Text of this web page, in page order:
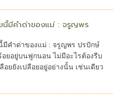
นี้มีคำด่าของแม่ : จรูญพร
มีคำด่าของแม่ : จรูญพร ปรปักษ์
ยอยู่บนฟูกนอน ไม่มีอะไรต้องรีบ
อยยังเปลือยอยู่อย่างนั้น เช่นเดียว